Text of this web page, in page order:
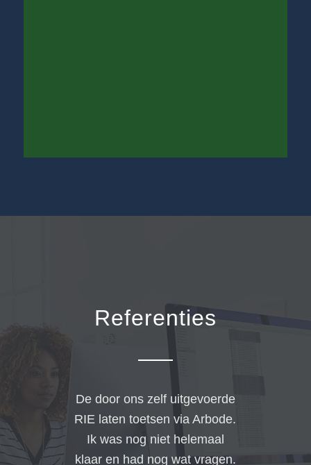
Referenties
De door ons zelf uitgevoerde
RIE laten toetsen via Arbode.
Ik was nog niet helemaal
klaar en had nog wat vragen.